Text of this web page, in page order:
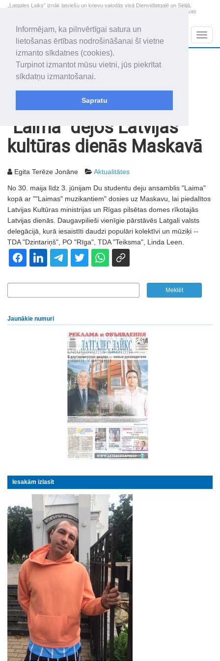
Informējam, ka pilnvērtīgai satura un
lietošanas ērtības nodrošināšanai šī vietne
izmanto sīkdatnes (cookies).
Turpinot izmantot mūsu vietni, jūs piekrītat
sīkdatņu izmantošanai.
Sapratu
„Latgales Laiks” iznāk latviešu un krievu valodās visā Dienvidlatgalē un Sēlijā,
„Latgales Laiks” latviešu valodā aptver Daugavpils valstspilsētu, Augšdaugavas
2026. gada 9. augusts
Svētdiena
Genovefa, Genoveva, Madara
+21.4
"Laima" dejos Latvijas
kultūras dienās Maskavā
Egita Terēze Jonāne Aktualitātes
No 30. maija līdz 3. jūnijam Du studentu deju ansamblis "Laima"
kopā ar ""Laimas" muzikantiem" dosies uz Maskavu, lai piedalītos
Latvijas Kultūras ministrijas un Rīgas pilsētas domes rīkotajās
Latvijas dienās. Daugavpilieši vienīgie pārstāvēs Latgali valsts
delegācijā, kurā iesaistīti daudzi populāri kolektīvi un mūziķi --
TDA "Dzintariņš", PO "Rīga", TDA "Teiksma", Linda Leen.
Jaunākie numuri
Iesakām izlasīt